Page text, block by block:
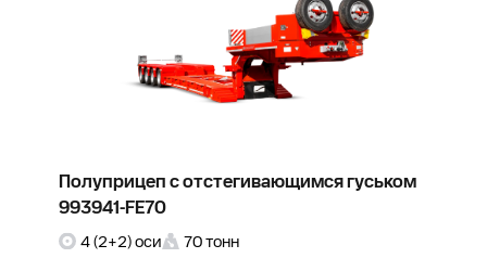
Полуприцеп с отстегивающимся гуськом
993941-FE70
4 (2+2) оси 70 тонн